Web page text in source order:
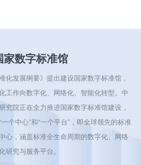
家数字标准馆
化发展纲要》提出建设国家数字标准馆，
工作向数字化、网络化、智能化转型。中
究院正在全力推进国家数字标准馆建设，
个中心”和“一个平台”，即全球领先的标准
心，涵盖标准全生命周期的数字化、网络
研究与服务平台。